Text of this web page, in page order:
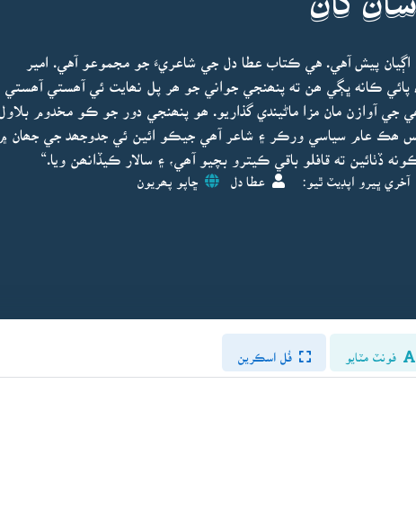
کان
اڳيان پيش آهي. هي ڪتاب عطا دل جي شاعريءَ جو مجموعو آهي. امير
پائي ڪانه ڀڳي ھن ته پنھنجي جواني جو ھر پل نھايت ئي آھستي آھستي
جي آوازن مان مزا ماڻيندي گذاريو. ھو پنھنجي دور جو ڪو مخدوم بلاول
ھڪ عام سياسي ورڪر ۽ شاعر آھي جيڪو ائين ئي جدوجھد جي جھان ۾
ڏٺائين ته قافلو باقي ڪيترو بچيو آھي، ۽ سالار ڪيڏانھن ويا.“
آخري ڀيرو اپڊيٽ ٿيو: عطا دل ڇاپو پھريون
فُل اسڪرين